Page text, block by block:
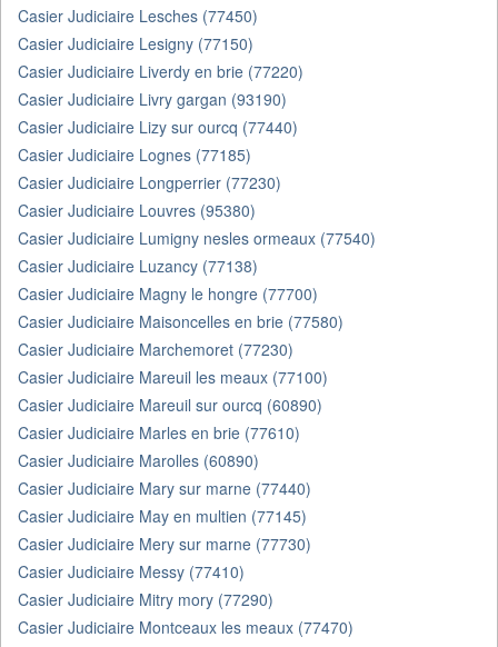
Casier Judiciaire Lesches (77450)
Casier Judiciaire Lesigny (77150)
Casier Judiciaire Liverdy en brie (77220)
Casier Judiciaire Livry gargan (93190)
Casier Judiciaire Lizy sur ourcq (77440)
Casier Judiciaire Lognes (77185)
Casier Judiciaire Longperrier (77230)
Casier Judiciaire Louvres (95380)
Casier Judiciaire Lumigny nesles ormeaux (77540)
Casier Judiciaire Luzancy (77138)
Casier Judiciaire Magny le hongre (77700)
Casier Judiciaire Maisoncelles en brie (77580)
Casier Judiciaire Marchemoret (77230)
Casier Judiciaire Mareuil les meaux (77100)
Casier Judiciaire Mareuil sur ourcq (60890)
Casier Judiciaire Marles en brie (77610)
Casier Judiciaire Marolles (60890)
Casier Judiciaire Mary sur marne (77440)
Casier Judiciaire May en multien (77145)
Casier Judiciaire Mery sur marne (77730)
Casier Judiciaire Messy (77410)
Casier Judiciaire Mitry mory (77290)
Casier Judiciaire Montceaux les meaux (77470)